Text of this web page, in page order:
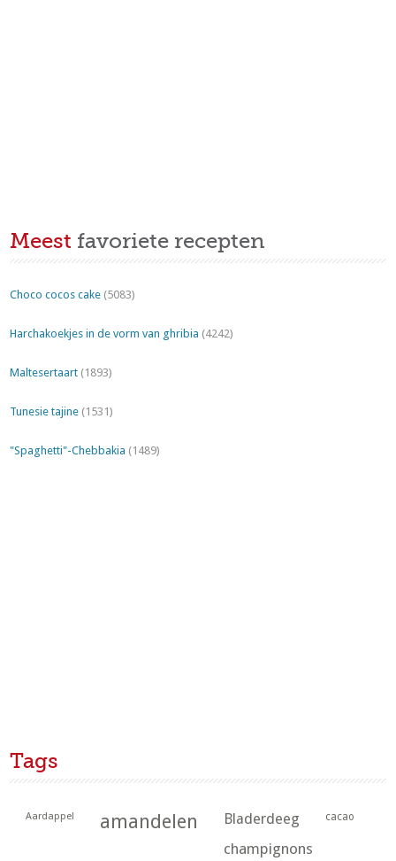
Meest favoriete recepten
Choco cocos cake (5083)
Harchakoekjes in de vorm van ghribia (4242)
Maltesertaart (1893)
Tunesie tajine (1531)
"Spaghetti"-Chebbakia (1489)
Tags
Aardappel amandelen Bladerdeeg cacao
champignons